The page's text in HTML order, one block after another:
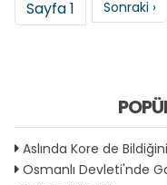
Sayfa 1 Sonraki
Sonraki ›
Aslında Kore de
Osmanlı Devleti'nde